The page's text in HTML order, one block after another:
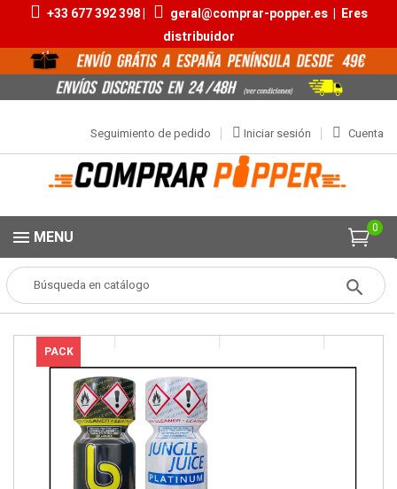
+33 677 392 398 | geral@comprar-popper.es| Eres
distribuidor
Cuenta
Iniciar sesión
Seguimiento de pedido
0
MENU
Popper
PACK